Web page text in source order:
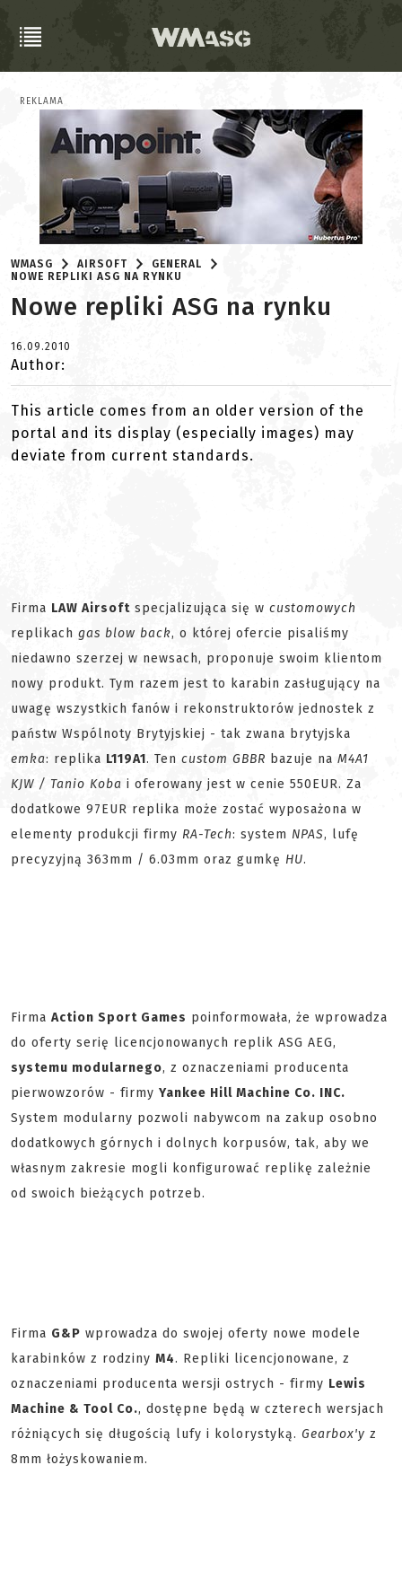
REKLAMA
WMASG AIRSOFT
GENERAL
NOWE REPLIKI ASG NA RYNKU
Nowe repliki ASG na rynku
16.09.2010
Author:
This article comes from an older version of the
portal and its display (especially images) may
deviate from current standards.
Firma LAW Airsoft specjalizująca się w customowych
replikach gas blow back, o której ofercie pisaliśmy
niedawno szerzej w newsach, proponuje swoim klientom
nowy produkt. Tym razem jest to karabin zasługujący na
uwagę wszystkich fanów i rekonstruktorów jednostek z
państw Wspólnoty Brytyjskiej - tak zwana brytyjska
emka: replika L119A1. Ten custom GBBR bazuje na M4A1
KJW / Tanio Koba i oferowany jest w cenie 550EUR. Za
dodatkowe 97EUR replika może zostać wyposażona w
elementy produkcji firmy RA-Tech: system NPAS, lufę
precyzyjną 363mm / 6.03mm oraz gumkę HU.
Firma Action Sport Games poinformowała, że wprowadza
do oferty serię licencjonowanych replik ASG AEG,
systemu modularnego, z oznaczeniami producenta
pierwowzorów - firmy Yankee Hill Machine Co. INC.
System modularny pozwoli nabywcom na zakup osobno
dodatkowych górnych i dolnych korpusów, tak, aby we
własnym zakresie mogli konfigurować replikę zależnie
od swoich bieżących potrzeb.
Firma G&P wprowadza do swojej oferty nowe modele
karabinków z rodziny M4. Repliki licencjonowane, z
oznaczeniami producenta wersji ostrych - firmy Lewis
Machine & Tool Co., dostępne będą w czterech wersjach
różniących się długością lufy i kolorystyką. Gearbox'y z
8mm łożyskowaniem.